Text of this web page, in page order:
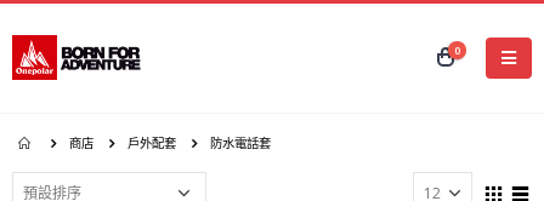
0
商店 戶外配套 防水電話套